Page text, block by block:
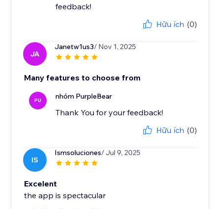
feedback!
Hữu ích (0)
JA
Janetw1us3/ Nov 1, 2025
Many features to choose from
PU nhóm PurpleBear
Thank You for your feedback!
Hữu ích (0)
IS
Ismsoluciones/ Jul 9, 2025
Excelent
the app is spectacular